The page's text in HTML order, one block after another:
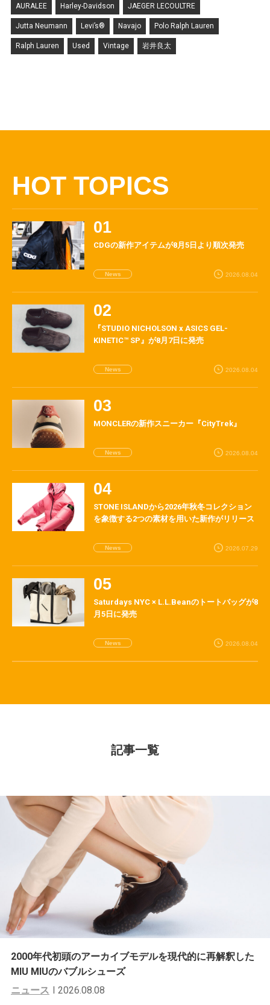
AURALEE Harley-Davidson JAEGER LECOULTRE
Jutta Neumann Levi’s® Navajo Polo Ralph Lauren
Ralph Lauren Used Vintage 岩井良太
HOT TOPICS
CDGの新作アイテムが8月5日より順次発売
News 2026.08.04
『STUDIO NICHOLSON x ASICS GEL-
KINETIC™ SP』が8月7日に発売
News 2026.08.04
MONCLERの新作スニーカー『CityTrek』
News 2026.08.04
STONE ISLANDから2026年秋冬コレクション
を象徴する2つの素材を用いた新作がリリース
News 2026.07.29
Saturdays NYC × L.L.Beanのトートバッグが8
月5日に発売
News 2026.08.04
記事一覧
2000年代初頭のアーカイブモデルを現代的に再解釈した
MIU MIUのバブルシューズ
ニュース
2026.08.08